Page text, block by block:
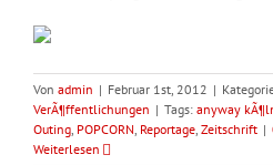
Von admin | Februar 1st, 2012 |
VerÃ¶ffentlichungen | Tags: anyway
Outing, POPCORN, Reportage, Zeitschrift |
Weiterlesen